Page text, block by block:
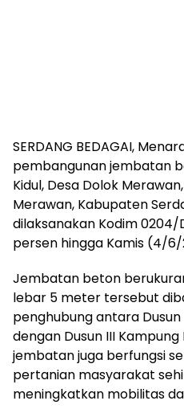
SERDANG BEDAGAI,
pembangunan jembatan
Kidul, Desa Dolok
Merawan, Kabupaten
dilaksanakan Kodim
persen hingga Kamis (4/
Jembatan beton
lebar 5 meter tersebut
penghubung antara
dengan Dusun III Kampung
jembatan juga berfungsi
pertanian masyarakat
meningkatkan mobilitas